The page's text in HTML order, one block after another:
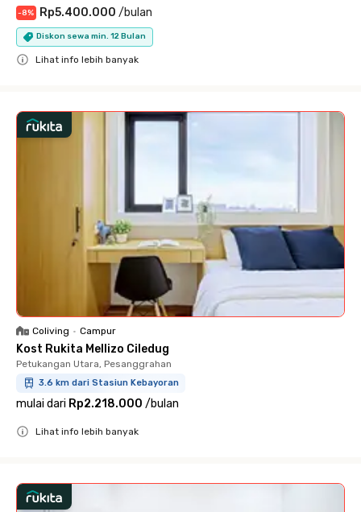
-8% Rp5.400.000 /bulan
Diskon sewa min. 12 Bulan
Lihat info lebih banyak
Coliving • Campur
Kost Rukita Mellizo Ciledug
Petukangan Utara, Pesanggrahan
3.6 km dari Stasiun Kebayoran
mulai dari Rp2.218.000 /bulan
Lihat info lebih banyak